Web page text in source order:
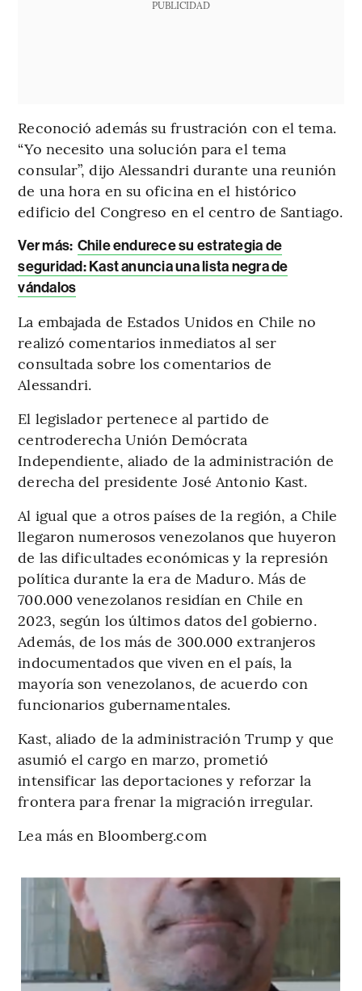
PUBLICIDAD
Reconoció además su frustración con el tema.
“Yo necesito una solución para el tema
consular”, dijo Alessandri durante una reunión
de una hora en su oficina en el histórico
edificio del Congreso en el centro de Santiago.
Ver más: Chile endurece su estrategia de
seguridad: Kast anuncia una lista negra de
vándalos
La embajada de Estados Unidos en Chile no
realizó comentarios inmediatos al ser
consultada sobre los comentarios de
Alessandri.
El legislador pertenece al partido de
centroderecha Unión Demócrata
Independiente, aliado de la administración de
derecha del presidente José Antonio Kast.
Al igual que a otros países de la región, a Chile
llegaron numerosos venezolanos que huyeron
de las dificultades económicas y la represión
política durante la era de Maduro. Más de
700.000 venezolanos residían en Chile en
2023, según los últimos datos del gobierno.
Además, de los más de 300.000 extranjeros
indocumentados que viven en el país, la
mayoría son venezolanos, de acuerdo con
funcionarios gubernamentales.
Kast, aliado de la administración Trump y que
asumió el cargo en marzo, prometió
intensificar las deportaciones y reforzar la
frontera para frenar la migración irregular.
Lea más en Bloomberg.com